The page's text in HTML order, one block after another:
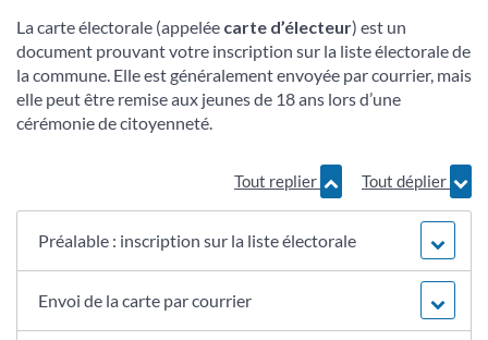
La carte électorale (appelée carte d’électeur) est un
document prouvant votre inscription sur la liste électorale de
la commune. Elle est généralement envoyée par courrier, mais
elle peut être remise aux jeunes de 18 ans lors d’une
cérémonie de citoyenneté.
Tout replier Tout déplier
Préalable : inscription sur la liste électorale
Envoi de la carte par courrier